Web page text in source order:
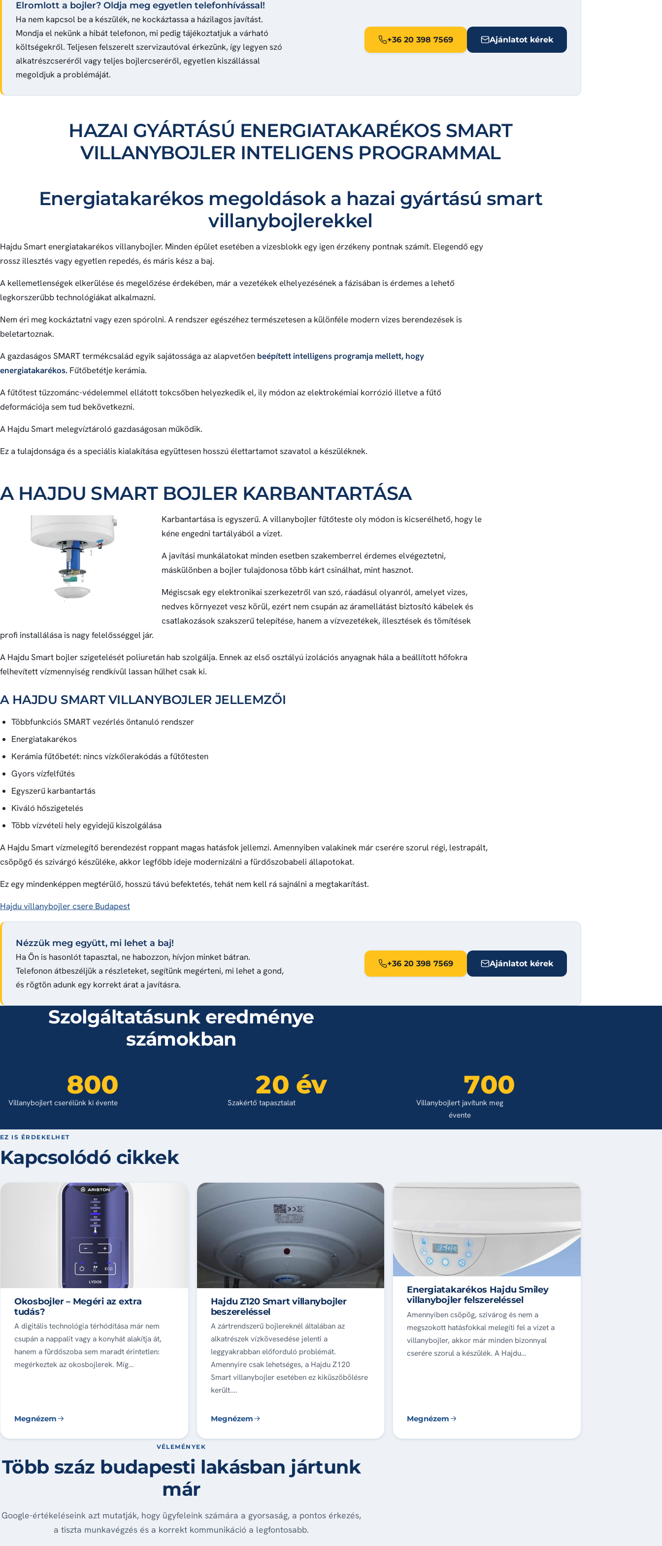
Elromlott a bojler? Oldja meg egyetlen telefonhívással!
Ha nem kapcsol be a készülék, ne kockáztassa a házilagos javítást.
Mondja el nekünk a hibát telefonon, mi pedig tájékoztatjuk a várható
költségekről. Teljesen felszerelt szervizautóval érkezünk, így legyen szó
alkatrészcseréről vagy teljes bojlercseréről, egyetlen kiszállással
megoldjuk a problémáját.
+36 20 398 7569 Ajánlatot kérek
HAZAI GYÁRTÁSÚ ENERGIATAKARÉKOS SMART
VILLANYBOJLER INTELIGENS PROGRAMMAL
Energiatakarékos megoldások a hazai gyártású smart
villanybojlerekkel
Hajdu Smart energiatakarékos villanybojler. Minden épület esetében a vizesblokk egy igen érzékeny pontnak számít. Elegendő egy
rossz illesztés vagy egyetlen repedés, és máris kész a baj.
A kellemetlenségek elkerülése és megelőzése érdekében, már a vezetékek elhelyezésének a fázisában is érdemes a lehető
legkorszerűbb technológiákat alkalmazni.
Nem éri meg kockáztatni vagy ezen spórolni. A rendszer egészéhez természetesen a különféle modern vizes berendezések is
beletartoznak.
A gazdaságos SMART termékcsalád egyik sajátossága az alapvetően beépített intelligens programja mellett, hogy
energiatakarékos. Fűtőbetétje kerámia.
A fűtőtest tűzzománc-védelemmel ellátott tokcsőben helyezkedik el, ily módon az elektrokémiai korrózió illetve a fűtő
deformációja sem tud bekövetkezni.
A Hajdu Smart melegvíztároló gazdaságosan működik.
Ez a tulajdonsága és a speciális kialakítása együttesen hosszú élettartamot szavatol a készüléknek.
A HAJDU SMART BOJLER KARBANTARTÁSA
Karbantartása is egyszerű. A villanybojler fűtőteste oly módon is kicserélhető, hogy le
kéne engedni tartályából a vizet.
A javítási munkálatokat minden esetben szakemberrel érdemes elvégeztetni,
máskülönben a bojler tulajdonosa több kárt csinálhat, mint hasznot.
Mégiscsak egy elektronikai szerkezetről van szó, ráadásul olyanról, amelyet vizes,
nedves környezet vesz körül, ezért nem csupán az áramellátást biztosító kábelek és
csatlakozások szakszerű telepítése, hanem a vízvezetékek, illesztések és tömítések
profi installálása is nagy felelősséggel jár.
A Hajdu Smart bojler szigetelését poliuretán hab szolgálja. Ennek az első osztályú izolációs anyagnak hála a beállított hőfokra
felhevített vízmennyiség rendkívül lassan hűlhet csak ki.
A HAJDU SMART VILLANYBOJLER JELLEMZŐI
Többfunkciós SMART vezérlés öntanuló rendszer
Energiatakarékos
Kerámia fűtőbetét: nincs vízkőlerakódás a fűtőtesten
Gyors vízfelfűtés
Egyszerű karbantartás
Kiváló hőszigetelés
Több vízvételi hely egyidejű kiszolgálása
A Hajdu Smart vízmelegítő berendezést roppant magas hatásfok jellemzi. Amennyiben valakinek már cserére szorul régi, lestrapált,
csöpögő és szivárgó készüléke, akkor legfőbb ideje modernizálni a fürdőszobabeli állapotokat.
Ez egy mindenképpen megtérülő, hosszú távú befektetés, tehát nem kell rá sajnálni a megtakarítást.
Hajdu villanybojler csere Budapest
Nézzük meg együtt, mi lehet a baj!
Ha Ön is hasonlót tapasztal, ne habozzon, hívjon minket bátran.
Telefonon átbeszéljük a részleteket, segítünk megérteni, mi lehet a gond,
és rögtön adunk egy korrekt árat a javításra.
+36 20 398 7569 Ajánlatot kérek
Szolgáltatásunk eredménye
számokban
800
Villanybojlert cserélünk ki évente
20 év
Szakértő tapasztalat
700
Villanybojlert javítunk meg
évente
EZ IS ÉRDEKELHET
Kapcsolódó cikkek
Okosbojler – Megéri az extra
tudás?
A digitális technológia térhódítása már nem
csupán a nappalit vagy a konyhát alakítja át,
hanem a fürdőszoba sem maradt érintetlen:
megérkeztek az okosbojlerek. Míg…
Megnézem
Hajdu Z120 Smart villanybojler
beszereléssel
A zártrendszerű bojlereknél általában az
alkatrészek vízkövesedése jelenti a
leggyakrabban előforduló problémát.
Amennyire csak lehetséges, a Hajdu Z120
Smart villanybojler esetében ez kiküszöbölésre
került.…
Megnézem
Energiatakarékos Hajdu Smiley
villanybojler felszereléssel
Amennyiben csöpög, szivárog és nem a
megszokott hatásfokkal melegíti fel a vizet a
villanybojler, akkor már minden bizonnyal
cserére szorul a készülék. A Hajdu…
Megnézem
VÉLEMÉNYEK
Több száz budapesti lakásban jártunk
már
Google-értékeléseink azt mutatják, hogy ügyfeleink számára a gyorsaság, a pontos érkezés,
a tiszta munkavégzés és a korrekt kommunikáció a legfontosabb.